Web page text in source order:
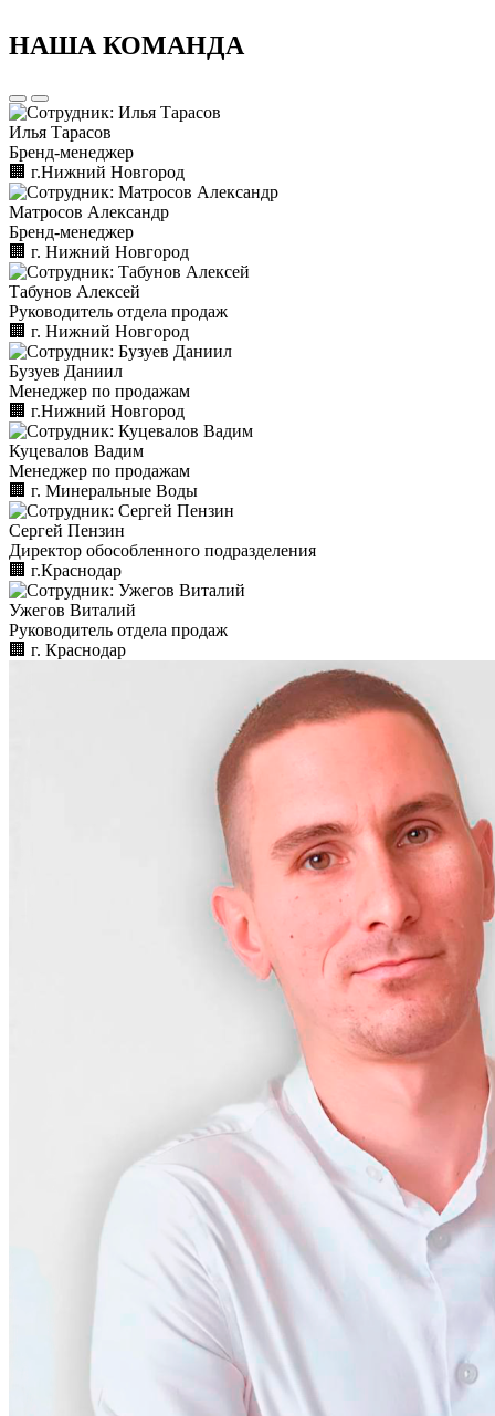
НАША КОМАНДА
Илья Тарасов
Бренд-менеджер
🏢︎ г.Нижний Новгород
Матросов Александр
Бренд-менеджер
🏢︎ г. Нижний Новгород
Табунов Алексей
Руководитель отдела продаж
🏢︎ г. Нижний Новгород
Бузуев Даниил
Менеджер по продажам
🏢︎ г.Нижний Новгород
Куцевалов Вадим
Менеджер по продажам
🏢︎ г. Минеральные Воды
Сергей Пензин
Директор обособленного подразделения
🏢︎ г.Краснодар
Ужегов Виталий
Руководитель отдела продаж
🏢︎ г. Краснодар